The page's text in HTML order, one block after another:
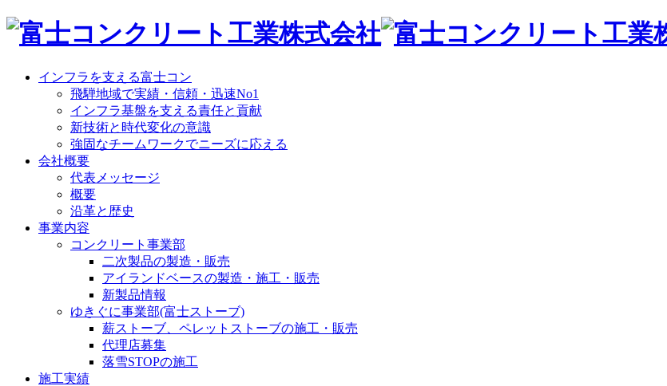
インフラを支える富士コン
飛騨地域で実績・信頼・迅速No1
インフラ基盤を支える責任と貢献
新技術と時代変化の意識
強固なチームワークでニーズに応える
会社概要
代表メッセージ
概要
沿革と歴史
事業内容
コンクリート事業部
二次製品の製造・販売
アイランドベースの製造・施工・販売
新製品情報
ゆきぐに事業部(富士ストーブ)
薪ストーブ、ペレットストーブの施工・販売
代理店募集
落雪STOPの施工
施工実績